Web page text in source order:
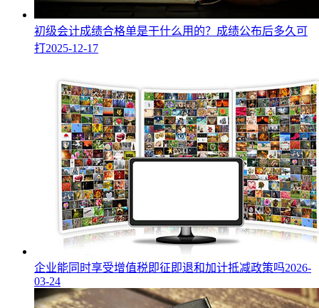
初级会计成绩合格单是干什么用的？成绩公布后多久可
打2025-12-17
企业能同时享受增值税即征即退和加计抵减政策吗2026-
03-24